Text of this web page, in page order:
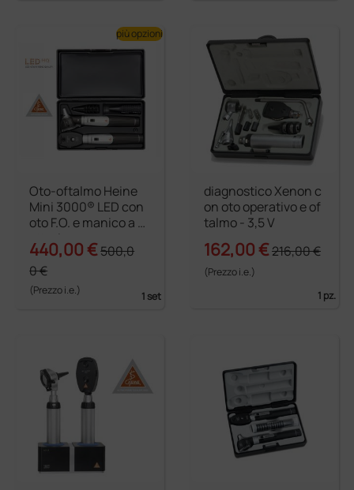
Oto-oftalmo Heine
Mini 3000® LED con
oto F.O. e manico a b
atterie
440,00 €500,0
0 €
(Prezzo i.e.) 1 set
più opzioni
diagnostico Xenon c
on oto operativo e of
talmo - 3,5 V
162,00 €216,00 €
(Prezzo i.e.)
1 pz.